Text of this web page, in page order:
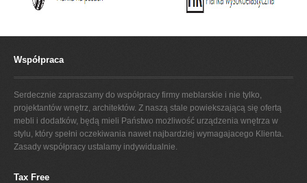
Współpraca
Serdecznie zapraszamy do współpracy firmy meblarskie i nie tylko,
projektantów wnętrz, architektów. Z naszą stale powiekszającą się ofertą
mebli i dodatków, będą mieli Państwo możliwość urządzenia wnętrza w
stylu, który spełni oczekiwania nawet najbardziej wymagajacego Klienta.
Zasady współpracy ustalamy indywidualnie.
Tax Free